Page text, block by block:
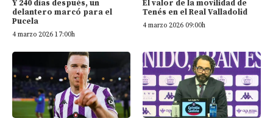
Y 240 días después, un
delantero marcó para el
Pucela
4 marzo 2026 17:00h
El valor de la movilidad de
Tenés en el Real Valladolid
4 marzo 2026 09:00h